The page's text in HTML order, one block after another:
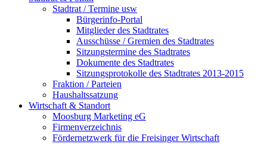
Stadtrat / Termine usw
Bürgerinfo-Portal
Mitglieder des Stadtrates
Ausschüsse / Gremien des Stadtrates
Sitzungstermine des Stadtrates
Dokumente des Stadtrates
Sitzungsprotokolle des Stadtrates 2013-2015
Fraktion / Parteien
Haushaltssatzung
Wirtschaft & Standort
Moosburg Marketing eG
Firmenverzeichnis
Fördernetzwerk für die Freisinger Wirtschaft